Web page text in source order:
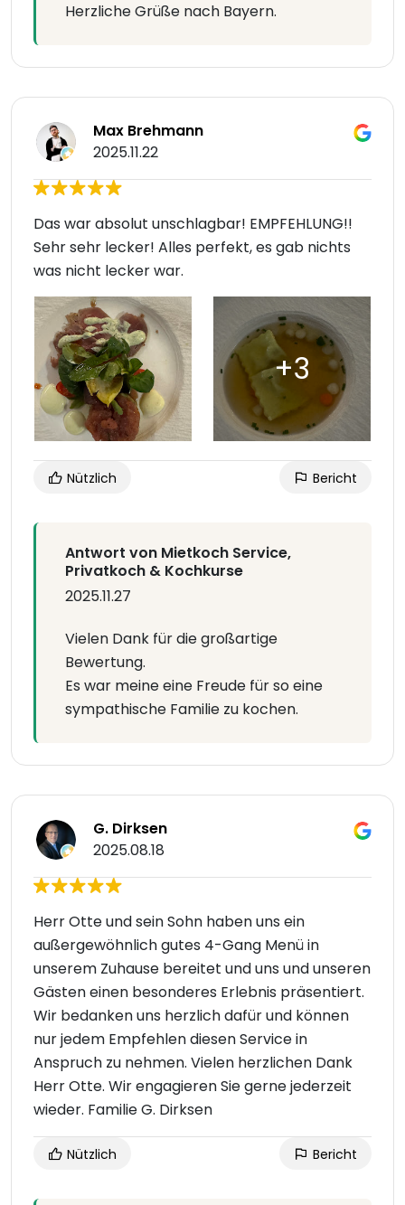
Herzliche Grüße nach Bayern.
Max Brehmann
2025.11.22
Das war absolut unschlagbar! EMPFEHLUNG!!
Sehr sehr lecker! Alles perfekt, es gab nichts
was nicht lecker war.
Nützlich Bericht
Antwort von Mietkoch Service,
Privatkoch & Kochkurse
2025.11.27
Vielen Dank für die großartige
Bewertung.
Es war meine eine Freude für so eine
sympathische Familie zu kochen.
G. Dirksen
2025.08.18
Herr Otte und sein Sohn haben uns ein
außergewöhnlich gutes 4-Gang Menü in
unserem Zuhause bereitet und uns und unseren
Gästen einen besonderes Erlebnis präsentiert.
Wir bedanken uns herzlich dafür und können
nur jedem Empfehlen diesen Service in
Anspruch zu nehmen. Vielen herzlichen Dank
Herr Otte. Wir engagieren Sie gerne jederzeit
wieder. Familie G. Dirksen
Nützlich Bericht